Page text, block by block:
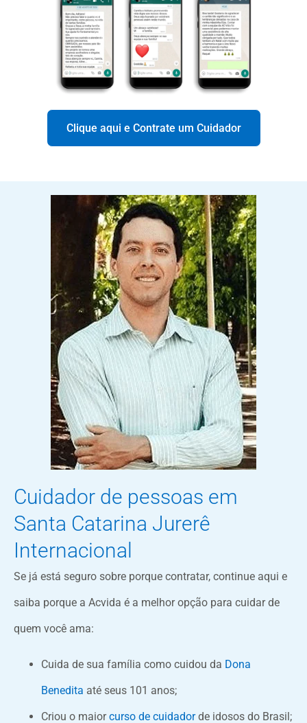
Clique aqui e Contrate um Cuidador
Cuidador de pessoas em
Santa Catarina Jurerê
Internacional
Se já está seguro sobre porque contratar, continue aqui e
saiba porque a Acvida é a melhor opção para cuidar de
quem você ama:
Cuida de sua família como cuidou da Dona
Benedita até seus 101 anos;
Criou o maiorcurso de cuidadorde idosos do Brasil;